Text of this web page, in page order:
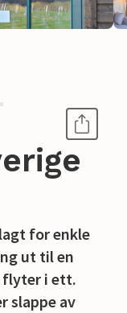
for enkle
ut til en
flyter i ett.
slappe av